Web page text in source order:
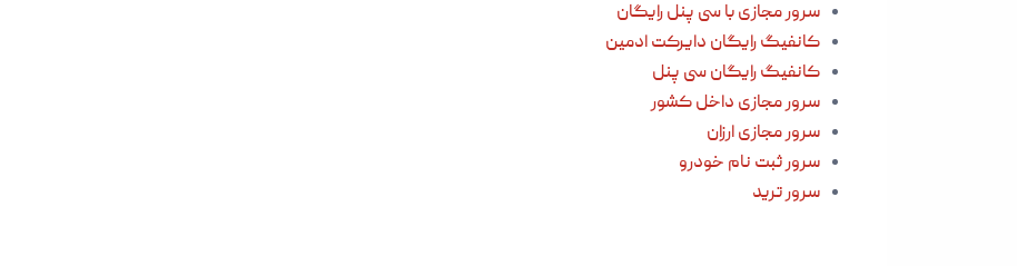
سرور مجازی با سی پنل رایگان
کانفیگ رایگان دایرکت ادمین
کانفیگ رایگان سی پنل
سرور مجازی داخل کشور
سرور مجازی ارزان
سرور ثبت نام خودرو
سرور ترید